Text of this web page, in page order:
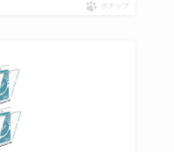
ポチップ